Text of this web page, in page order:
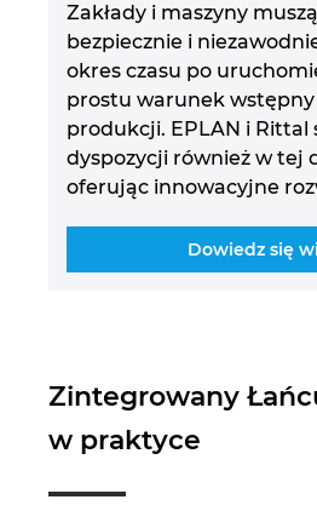
Zakłady i maszyny
bezpiecznie i
okres czasu po
prostu warunek
produkcji. EPLAN i Rittal
dyspozycji również w tej
oferując innowacyjne
Dowiedz się
Zintegrowany
w praktyce